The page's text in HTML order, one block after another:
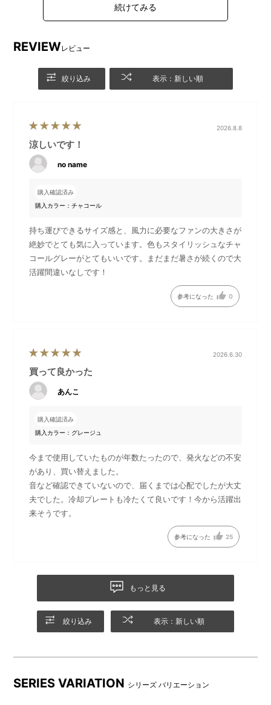
かばんに取り付けできるカラビナは後ろに倒すとスタン
ドになり、卓上ファンとしても活躍します。
DETAIL 商品詳細
BRUNOのロゴ入り冷却プレー
を感じることができます。
春の訪れを感じる淡いカラー
り。少し汗ばむ春先から真夏
まで、長くお使いいただけま
す。
け。
「冷却モードスイッチ」とな
運転中に冷却モードボタンを
短押しすると運転ランプが青
色の点灯に変わり、冷却プレ
●充電方法
付属のUSBケーブルのUSB
側のパソコンや市販のAC-USB
アダプター、モバイルバッテ
インジゲータランプが赤く点
灯し充電が開始され、充電が
完了するとインジケーターラ
間：約3時間)
USBケーブル（付属品）
REVIEWレビュー
絞り込み 表示：新しい順
2026.8.8
涼しいです！
no name
購入確認済み
購入カラー：チャコール
持ち運びできるサイズ感と、風力に必要なファンの大きさが
絶妙でとても気に入っています。色もスタイリッシュなチャ
コールグレーがとてもいいです。まだまだ暑さが続くので大
活躍間違いなしです！
参考になった 0
2026.6.30
買って良かった
あんこ
購入確認済み
購入カラー：グレージュ
今まで使用していたものが年数たったので、発火などの不安
があり、買い替えました。
音など確認できていないので、届くまでは心配でしたが大丈
夫でした。冷却プレートも冷たくて良いです！今から活躍出
来そうです。
参考になった 25
もっと見る
絞り込み 表示：新しい順
SERIES VARIATION シリーズ バリエーション